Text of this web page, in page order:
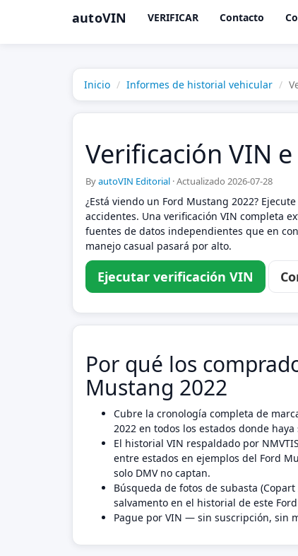
autoVIN VERIFICAR Contacto
Inicio Informes de historial vehicular
Verificación VIN
ByautoVIN Editorial ·Actualizado 2026-07-28
¿Está viendo un Ford Mustang 2022?
accidentes. Una verificación VIN completa
fuentes de datos independientes que en
manejo casual pasará por alto.
Ejecutar verificación VIN
Por qué los
Mustang 2022
Cubre la cronología completa de
2022 en todos los estados donde
El historial VIN respaldado por
entre estados en ejemplos del Ford
solo DMV no captan.
Búsqueda de fotos de subasta
salvamento en el historial de este
Pague por VIN — sin suscripción, sin